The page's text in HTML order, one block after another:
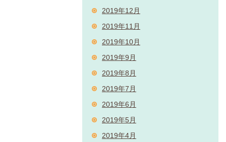
2019年12月
2019年11月
2019年10月
2019年9月
2019年8月
2019年7月
2019年6月
2019年5月
2019年4月